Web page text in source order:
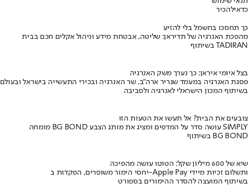
כדאילהכיר
כך תחסכו בחשמל בלי להזיע
מהפכת האנרגיה של תדיראן: שליטה, אבטחת מידע וניהול אקלים חכם בבית
בשיתוף TADIRAN
בצל איומי איראן: כך נערך משק האנרגיה
פסגת האנרגיה במעמד שגריר ארה"ב, שר האנרגיה ובכירי התעשייה בישראל ובעולם
בשיתוף המכון הישראלי לאנרגיה ולסביבה
צובעים את הבית? אל תעשו את הטעות הזו
מומחה BG BOND עושה סדר על המדפים ומציג את מותג הצבע SIMPLY
בשיתוף BG BOND
שיא של 600 מיליון שקל: הטוטו עושה מהפיכה
יחסי הימור משופרים, הפקדות ב-Apple Pay ותשלום זכיות מיידי
בשיתוף המועצה להסדר ההימורים בספורט